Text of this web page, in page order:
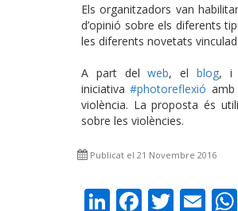
Els organitzadors van
d’opinió sobre els diferents
les diferents novetats
A part delweb, el blog, i
iniciativa#photoreflexió
violència. La proposta és
sobre les violències.
Publicat el 21 Novembre 2016
LinkedIn
Facebook